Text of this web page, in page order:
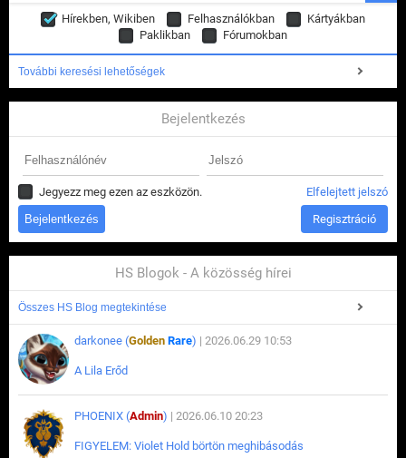
Hírekben, Wikiben Felhasználókban
Kártyákban
Paklikban
Fórumokban
További keresési lehetőségek
Bejelentkezés
Jegyezz meg ezen az eszközön. Elfelejtett jelszó
Regisztráció
HS Blogok - A közösség hírei
Összes HS Blog megtekintése
darkonee (Golden Rare) | 2026.06.29 10:53
A Lila Erőd
PHOENIX (Admin) | 2026.06.10 20:23
FIGYELEM: Violet Hold börtön meghibásodás